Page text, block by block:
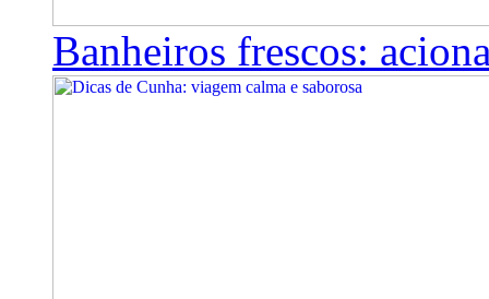
Banheiros frescos: